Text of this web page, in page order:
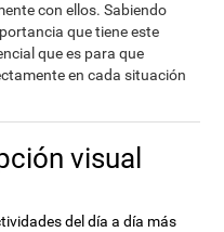
con ellos. Sabiendo
que tiene este
que es para que
en cada situación
visual
del día a día más